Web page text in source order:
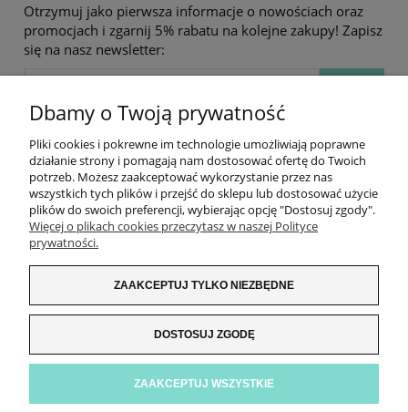
Otrzymuj jako pierwsza informacje o nowościach oraz
promocjach i zgarnij 5% rabatu na kolejne zakupy! Zapisz
się na nasz newsletter:
ZAKUPY
ZNAJDŹ NAS!
Dbamy o Twoją prywatność
Pliki cookies i pokrewne im technologie umożliwiają poprawne
działanie strony i pomagają nam dostosować ofertę do Twoich
potrzeb. Możesz zaakceptować wykorzystanie przez nas
wszystkich tych plików i przejść do sklepu lub dostosować użycie
plików do swoich preferencji, wybierając opcję "Dostosuj zgody".
Więcej o plikach cookies przeczytasz w naszej Polityce
prywatności.
ZAAKCEPTUJ TYLKO NIEZBĘDNE
DOSTOSUJ ZGODĘ
ZAAKCEPTUJ WSZYSTKIE